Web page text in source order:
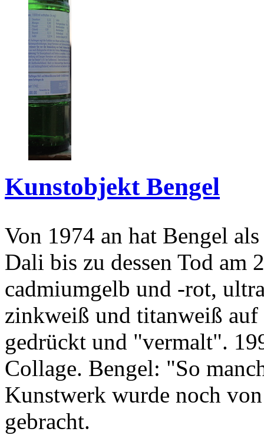
Kunstobjekt Bengel
Von 1974 an hat Bengel
Dali bis zu dessen Tod am
cadmiumgelb und -rot,
zinkweiß und titanweiß
gedrückt und "vermalt".
Collage. Bengel: "So
Kunstwerk wurde noch
gebracht.